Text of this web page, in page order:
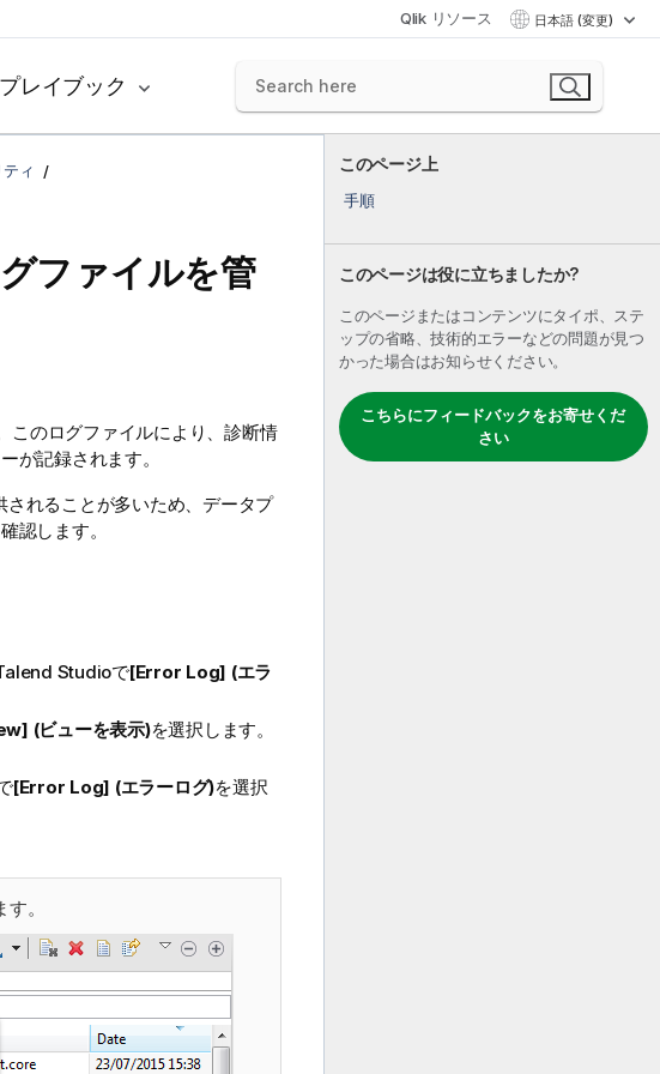
Qlik リソース 日本語 (変更)
プレイブック
このページ上
手順
このページは役に立ちましたか?
このページまたはコンテンツにタイポ、ステ
ップの省略、技術的エラーなどの問題が見つ
かった場合はお知らせください。
こちらにフィードバックをお寄せくだ
さい
ィ
ファイルを管
このログファイルにより、診断情
が記録されます。
れることが多いため、データプ
認します。
Studioで[Error Log] (エラ
(ビューを表示)を選択します。
[Error Log] (エラーログ)を選択
。